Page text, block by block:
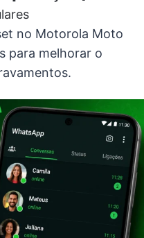
no Motorola Moto
para melhorar o